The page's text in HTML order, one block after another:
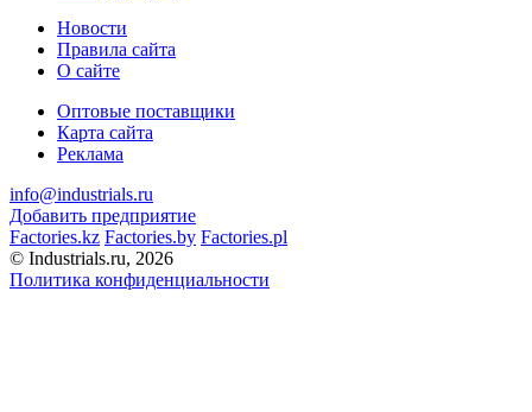
Новости
Правила сайта
О сайте
Оптовые поставщики
Карта сайта
Реклама
info@industrials.ru
Добавить предприятие
Factories.kz Factories.by Factories.pl
© Industrials.ru, 2026
Политика конфиденциальности